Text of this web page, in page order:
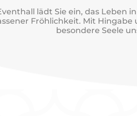
lädt Sie ein, das Leben
Fröhlichkeit. Mit
besondere Seele